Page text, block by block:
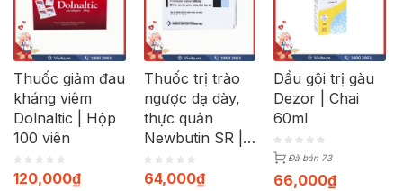
Thuốc giảm đau
kháng viêm
Dolnaltic | Hộp
100 viên
120,000₫
Thuốc trị trào
ngược dạ dày,
thực quản
Newbutin SR |
Hộp 30 viên
64,000₫
Dầu gội trị gàu
Dezor | Chai
60ml
Đã bán 73
66,000₫